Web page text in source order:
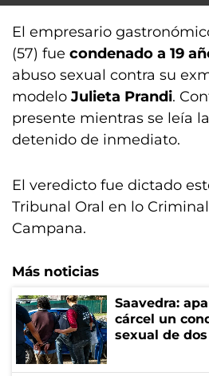
El empresario
(57) fue condenado a 19
abuso sexual contra su
modelo Julieta Prandi.
presente mientras se leía
detenido de inmediato.
El veredicto fue dictado
Tribunal Oral en lo Criminal
Campana.
Más noticias
Saavedra:
cárcel un
sexual de